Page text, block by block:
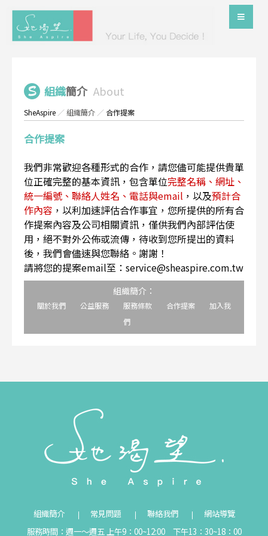
組織簡介 About
SheAspire ／組織簡介 ／ 合作提案
合作提案
我們非常歡迎各種形式的合作，請您儘可能提供貴單
位正確完整的基本資訊，包含單位完整名稱、網址、
統一編號、聯絡人姓名、電話與email ，以及預計合
作內容 ，以利加速評估合作事宜，您所提供的所有合
作提案內容及公司相關資訊，僅供我們內部評估使
用，絕不對外公佈或流傳，待收到您所提出的資料
後，我們會儘速與您聯絡。謝謝！
請將您的提案email至：service@sheaspire.com.tw
組織簡介：
關於我們 公益服務 服務條款 合作提案
加入我
們
組織簡介 常見問題 聯絡我們
網站導覽
服務時間：週一～週五 上午9：00~12:00 下午13：30~18：00